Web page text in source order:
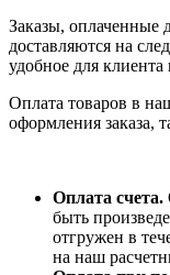
Заказы, оплаченные
доставляются на
удобное для клиента
Оплата товаров в
оформления заказа,
Оплата счета.
быть
отгружен в
на наш